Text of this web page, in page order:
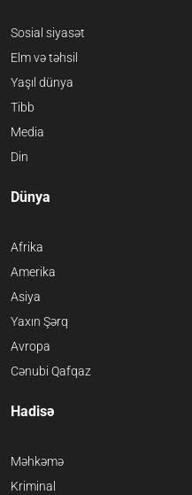
Sosial siyasət
Elm və təhsil
Yaşıl dünya
Tibb
Media
Din
Dünya
Afrika
Amerika
Asiya
Yaxın Şərq
Avropa
Cənubi Qafqaz
Hadisə
Məhkəmə
Kriminal